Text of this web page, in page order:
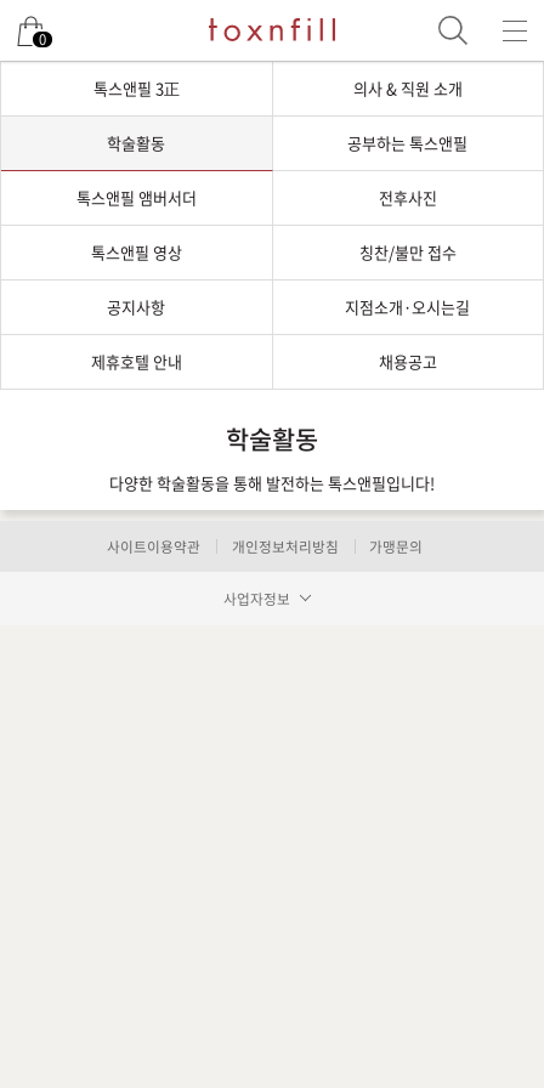
0
톡스앤필 3正 의사 & 직원 소개
학술활동 공부하는 톡스앤필
톡스앤필 앰버서더 전후사진
톡스앤필 영상 칭찬/불만 접수
공지사항 지점소개·오시는길
제휴호텔 안내 채용공고
학술활동
다양한 학술활동을 통해 발전하는 톡스앤필입니다!
사이트이용약관 개인정보처리방침 가맹문의
사업자정보